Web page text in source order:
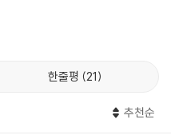
. 인격신이 그저 우리 자신을 형
려움과 욕망의 투영일 수 있기 때
사랑하고 우리가 미워하는 것
다고 추정하곤 한다. 신이 재앙
처럼 보일 때, 신은 냉혹하고 잔
는 손쉬운 믿음은 근본적으로 용
다.
순으로 서술되어 있다.
원후 8세기까지 메소포타미아,
슬람교의 신이 탄생하던 순간들
한줄평 21
추천순